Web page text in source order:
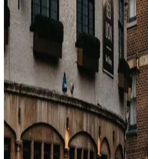
Im Vergleich zu
Eine Level-2-Genius-Rate auf einem
meist 8–12 % unter Standard-BAR.
Wholesale-Preis auf demselben Hotel
% unter Standard-BAR. Genius ist
große Rabatt.
Ehrlich
Genius lohnt sich, weil es nichts
und die Mobile-Only-Versionen
ersetzt keinen Vorab-Check gegen
戻る